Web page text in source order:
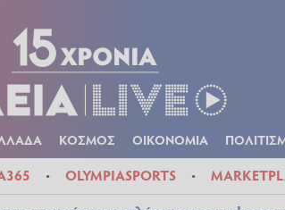
ΚΟΣΜΟΣ ΟΙΚΟΝΟΜΙΑ
OLYMPIASPORTS